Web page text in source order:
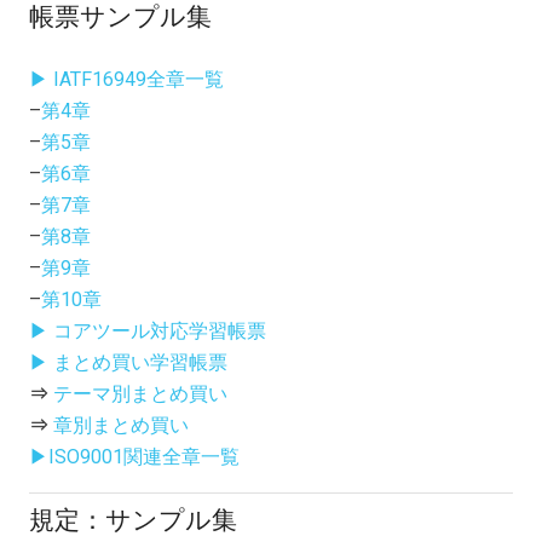
帳票サンプル集
▶ IATF16949全章一覧
–第4章
–第5章
–第6章
–第7章
–第8章
–第9章
–第10章
▶ コアツール対応学習帳票
▶ まとめ買い学習帳票
⇒ テーマ別まとめ買い
⇒ 章別まとめ買い
▶ISO9001関連全章一覧
規定：サンプル集